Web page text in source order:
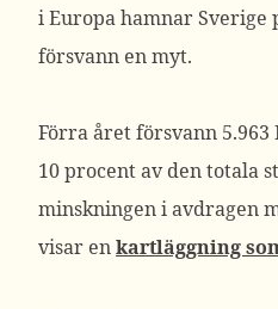
i Europa hamnar Sverige
försvann en myt.
Förra året försvann 5.963
10 procent av den totala
minskningen i avdragen
visar enkartläggning